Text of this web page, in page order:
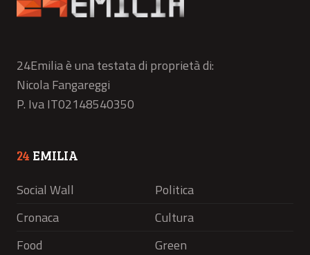
24Emilia è una testata di proprietà di:
Nicola Fangareggi
P. Iva IT02148540350
24 EMILIA
Social Wall
Politica
Cronaca
Cultura
Food
Green